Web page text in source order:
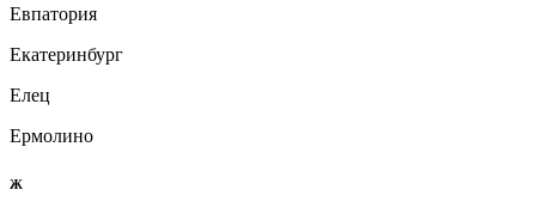
Евпатория
Екатеринбург
Елец
Ермолино
Ж